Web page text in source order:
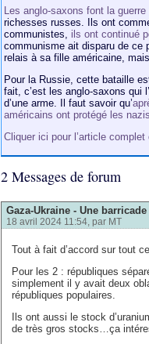
Les anglo-saxons font la
richesses russes. Ils ont
communistes, ils ont continué
communisme ait disparu de ce
relais à sa fille américaine,
Pour la Russie, cette bataille
fait, c’est les anglo-saxons qui
d’une arme. Il faut savoir qu’
américains ont protégé les
Cliquer ici pour l’article
2 Messages de forum
Gaza-Ukraine - Une
18 avril 2024 11:54, par MT
Tout à fait d’accord sur tout
Pour les 2 : républiques
simplement il y avait deux
républiques populaires.
Ils ont aussi le stock
de très gros stocks…ça